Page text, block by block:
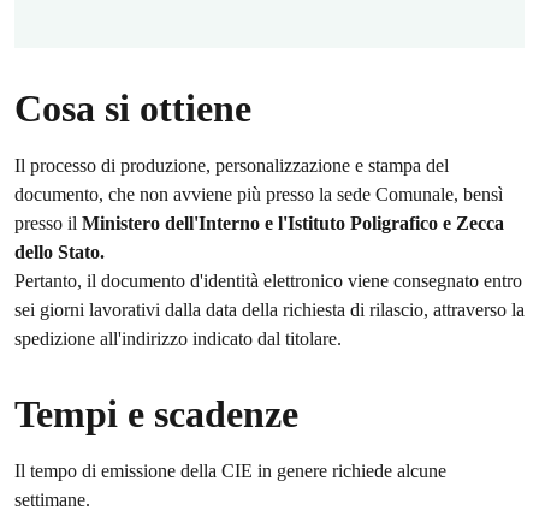
Cosa si ottiene
Il processo di produzione, personalizzazione e stampa del
documento, che non avviene più presso la sede Comunale, bensì
presso il Ministero dell'Interno e l'Istituto Poligrafico e Zecca
dello Stato.
Pertanto, il documento d'identità elettronico viene consegnato entro
sei giorni lavorativi dalla data della richiesta di rilascio, attraverso la
spedizione all'indirizzo indicato dal titolare.
Tempi e scadenze
Il tempo di emissione della CIE in genere richiede alcune
settimane.